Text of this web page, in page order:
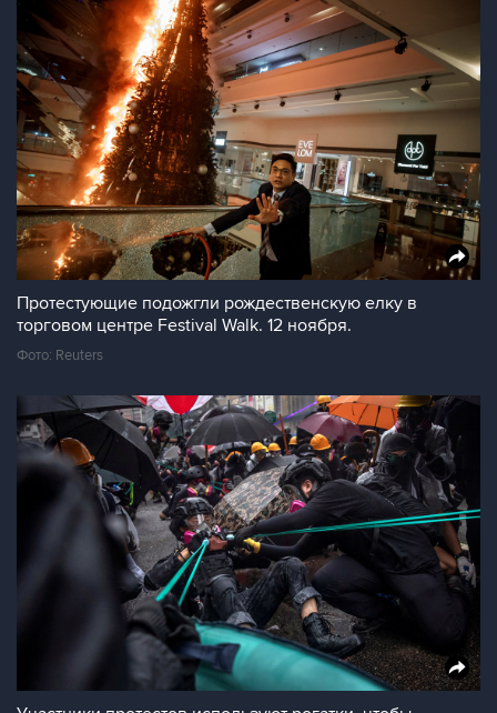
Протестующие подожгли рождественскую елку в
торговом центре Festival Walk. 12 ноября.
Фото: Reuters